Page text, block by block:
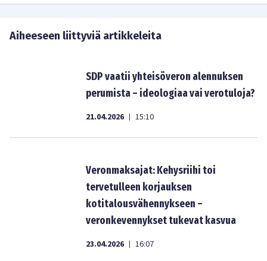
Aiheeseen liittyviä artikkeleita
SDP vaatii yhteisöveron alennuksen
perumista – ideologiaa vai verotuloja?
21.04.2026 | 15:10
Veronmaksajat: Kehysriihi toi
tervetulleen korjauksen
kotitalousvähennykseen –
veronkevennykset tukevat kasvua
23.04.2026 | 16:07